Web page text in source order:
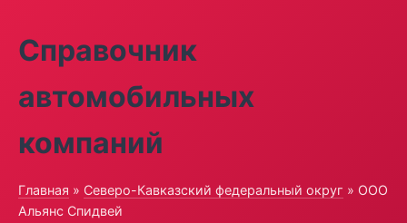
Справочник
автомобильных
компаний
Главная » Северо-Кавказский федеральный округ » ООО
Альянс Спидвей